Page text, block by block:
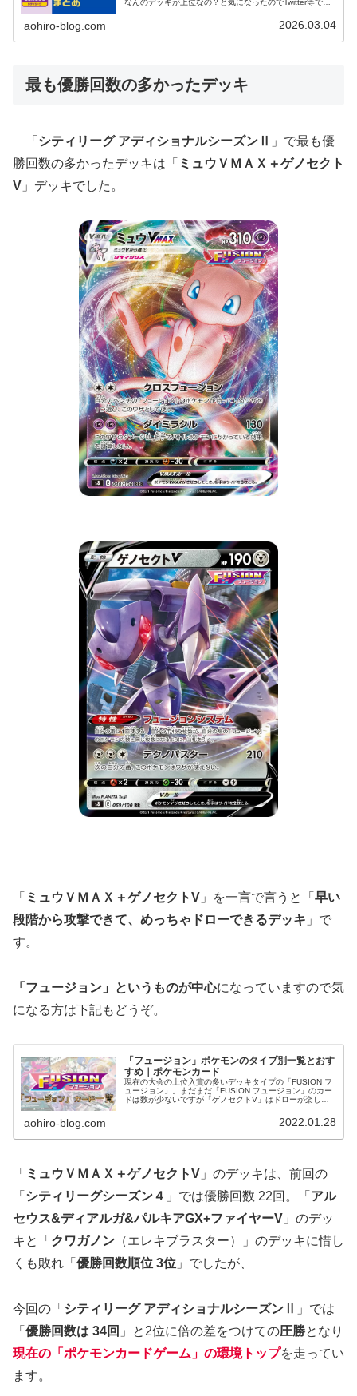
aohiro-blog.com 2026.03.04
最も優勝回数の多かったデッキ
「 シティリーグ アディショナルシーズンⅡ
」で最も優
勝回数の多かったデッキは「 ミュウＶＭＡＸ＋ゲノセクト
V 」デッキでした。
「 ミュウＶＭＡＸ＋ゲノセクトV 」を一言で言うと「 早い
段階から攻撃できて、めっちゃドローできるデッキ 」で
す。
「フュージョン」というものが中心になっていますので気
になる方は下記もどうぞ。
「フュージョン」ポケモンのタイプ別一覧とおす
すめ｜ポケモンカード
現在の大会の上位入賞の多いデッキタイプの「FUSION フ
ュージョン」。まだまだ「FUSION フュージョン」のカー
ドは数が少ないですが「ゲノセクトV」はドローが楽し
ザを選べる。そんな「FUSION フュージョン」は、今後追
加されるカードでさらに強くなる可能を秘めています。
aohiro-blog.com 2022.01.28
「 ミュウＶＭＡＸ＋ゲノセクトV 」のデッキは、前回の
「 シティリーグシーズン４ 」では優勝回数 22回。「 アル
セウス&ディアルガ&パルキアGX+ファイヤーV 」のデッ
キと「 クワガノン （エレキブラスター）」のデッキに惜し
くも敗れ「 優勝回数順位 3位 」でしたが、
今回の 「 シティリーグ アディショナルシーズンⅡ
」では
「 優勝回数は 34回 」と2位に倍の差をつけての圧勝となり
現在の「ポケモンカードゲーム」の環境トップを走ってい
ます。